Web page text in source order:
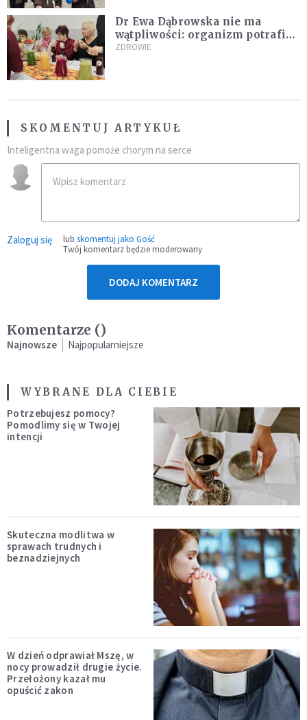
Dr Ewa Dąbrowska nie ma
wątpliwości: organizm potrafi
leczyć się sam
ZDROWIE
SKOMENTUJ ARTYKUŁ
Inteligentna waga pomoże chorym na serce
Zaloguj się lub skomentuj jako Gość
Twój komentarz będzie moderowany
DODAJ KOMENTARZ
Komentarze ()
Najnowsze Najpopularniejsze
WYBRANE DLA CIEBIE
Potrzebujesz pomocy?
Pomodlimy się w Twojej
intencji
Skuteczna modlitwa w
sprawach trudnych i
beznadziejnych
W dzień odprawiał Mszę, w
nocy prowadził drugie życie.
Przełożony kazał mu
opuścić zakon